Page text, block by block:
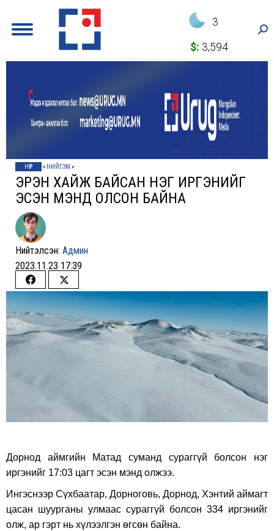
3
$: 3,594
НҮҮР » НИЙГЭМ »
ЭРЭН ХАЙЖ БАЙСАН НЭГ ИРГЭНИЙГ
ЭСЭН МЭНД ОЛСОН БАЙНА
Нийтэлсэн: Админ
2023.11.23 17:39
Share
on
Facebook
Share
on
Twitter
Дорнод аймгийн Матад суманд сураггүй болсон нэг
иргэнийг 17:03 цагт эсэн мэнд олжээ.
Ингэснээр Сүхбаатар, Дорноговь, Дорнод, Хэнтий аймагт
цасан шуурганы улмаас сураггүй болсон 334 иргэнийг
олж, ар гэрт нь хүлээлгэн өгсөн байна.